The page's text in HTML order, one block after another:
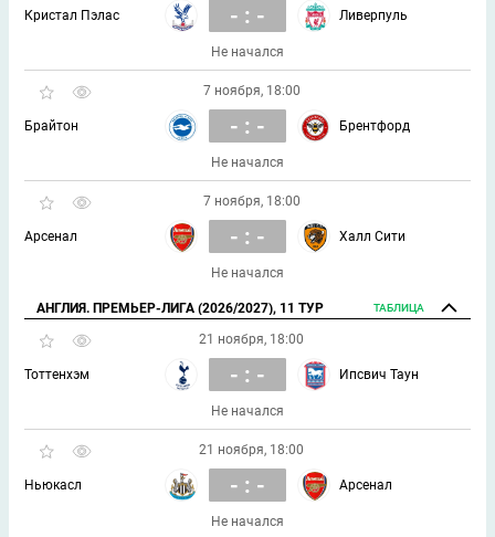
Кристал Пэлас - : - Ливерпуль
Не начался
7 ноября, 18:00
Брайтон - : - Брентфорд
Не начался
7 ноября, 18:00
Арсенал - : - Халл Сити
Не начался
АНГЛИЯ. ПРЕМЬЕР-ЛИГА (2026/2027), 11 ТУР ТАБЛИЦА
21 ноября, 18:00
Тоттенхэм - : - Ипсвич Таун
Не начался
21 ноября, 18:00
Ньюкасл - : - Арсенал
Не начался